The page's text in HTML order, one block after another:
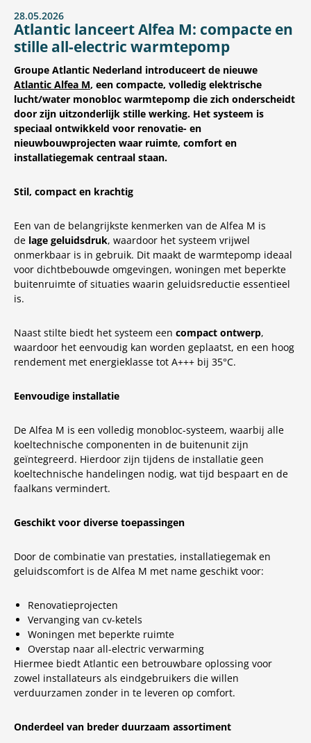
28.05.2026
Atlantic lanceert Alfea M: compacte en
stille all-electric warmtepomp
Groupe Atlantic Nederland introduceert de nieuwe
Atlantic Alfea M, een compacte, volledig elektrische
lucht/water monobloc warmtepomp die zich onderscheidt
door zijn uitzonderlijk stille werking. Het systeem is
speciaal ontwikkeld voor renovatie- en
nieuwbouwprojecten waar ruimte, comfort en
installatiegemak centraal staan.
Stil, compact en krachtig
Een van de belangrijkste kenmerken van de Alfea M is
de lage geluidsdruk, waardoor het systeem vrijwel
onmerkbaar is in gebruik. Dit maakt de warmtepomp ideaal
voor dichtbebouwde omgevingen, woningen met beperkte
buitenruimte of situaties waarin geluidsreductie essentieel
is.
Naast stilte biedt het systeem een compact ontwerp,
waardoor het eenvoudig kan worden geplaatst, en een hoog
rendement met energieklasse tot A+++ bij 35°C.
Eenvoudige installatie
De Alfea M is een volledig monobloc-systeem, waarbij alle
koeltechnische componenten in de buitenunit zijn
geïntegreerd. Hierdoor zijn tijdens de installatie geen
koeltechnische handelingen nodig, wat tijd bespaart en de
faalkans vermindert.
Geschikt voor diverse toepassingen
Door de combinatie van prestaties, installatiegemak en
geluidscomfort is de Alfea M met name geschikt voor:
Renovatieprojecten
Vervanging van cv-ketels
Woningen met beperkte ruimte
Overstap naar all-electric verwarming
Hiermee biedt Atlantic een betrouwbare oplossing voor
zowel installateurs als eindgebruikers die willen
verduurzamen zonder in te leveren op comfort.
Onderdeel van breder duurzaam assortiment